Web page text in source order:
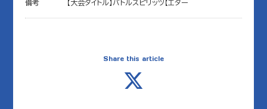
備考 【大会タイトル】バトルスピリッツ【エター
Share this article